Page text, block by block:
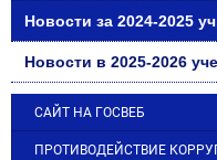
Новости за 2024-2025
Новости в 2025-2026
САЙТ НА ГОСВЕБ
ПРОТИВОДЕЙСТВИЕ